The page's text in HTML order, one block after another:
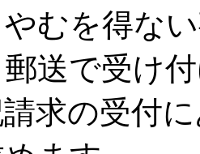
やむを得な
郵送で受け
請求の受付